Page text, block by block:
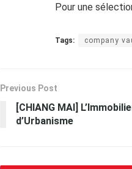
Pour une
Tags: company
Previous Post
[CHIANG MAI]
d’Urbanisme